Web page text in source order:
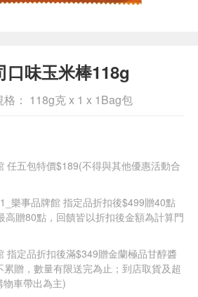
口味玉米棒118g
： 118g克 x 1 x 1Bag包
任五包特價$189(不得與其他優惠活動合
樂事品牌館 指定品折扣後$499贈40點
高贈80點，回饋皆以折扣後金額為計算門
指定品折扣後滿$349贈金蘭極品甘醇醬
贈，數量有限送完為止；到店取貨及超
車帶出為主)​